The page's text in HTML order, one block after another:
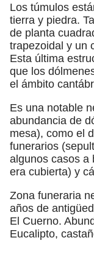
Los túmulos
tierra y piedra.
de planta
trapezoidal y un
Esta última
que los
el ámbito
Es una notable
abundancia de
mesa), como el
funerarios
algunos casos a
era cubierta) y
Zona funeraria
años de
El Cuerno.
Eucalipto,